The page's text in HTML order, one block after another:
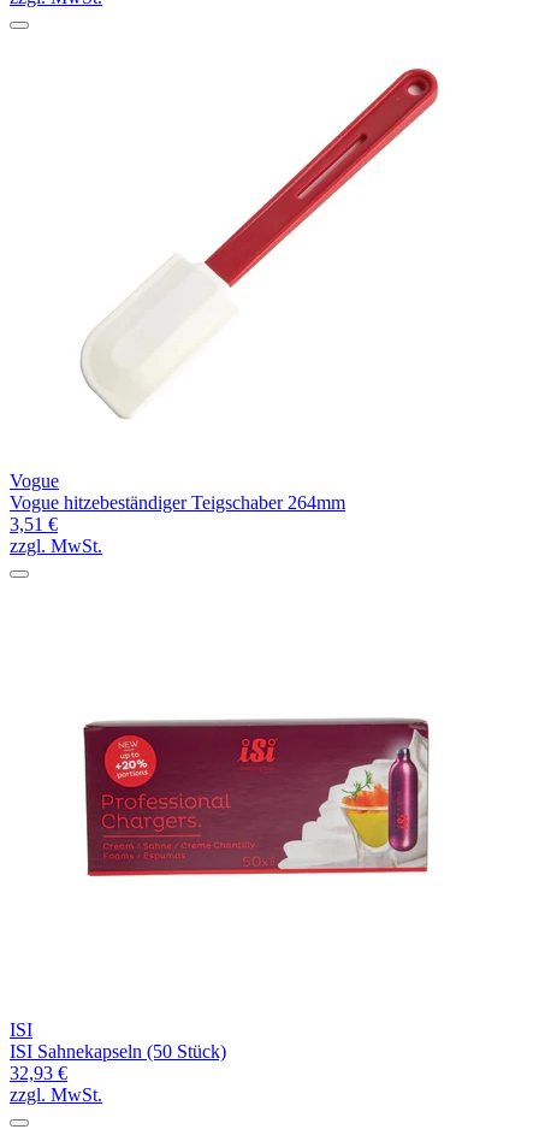
Vogue
Vogue hitzebeständiger Teigschaber 264mm
3,51 €
zzgl. MwSt.
ISI
ISI Sahnekapseln (50 Stück)
32,93 €
zzgl. MwSt.